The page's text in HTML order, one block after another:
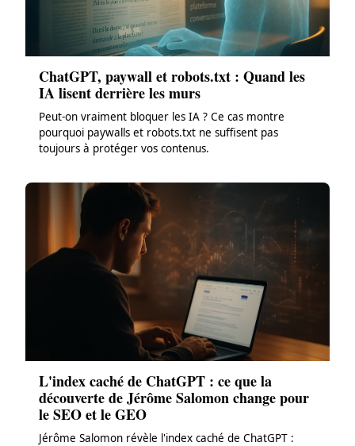
ChatGPT, paywall et robots.txt : Quand les
IA lisent derrière les murs
Peut-on vraiment bloquer les IA ? Ce cas montre
pourquoi paywalls et robots.txt ne suffisent pas
toujours à protéger vos contenus.
L'index caché de ChatGPT : ce que la
découverte de Jérôme Salomon change pour
le SEO et le GEO
Jérôme Salomon révèle l'index caché de ChatGPT :